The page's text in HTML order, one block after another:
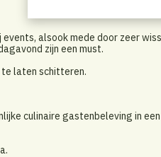
alsook mede door zeer
zijn een must.
laten schitteren.
culinaire gastenbeleving in